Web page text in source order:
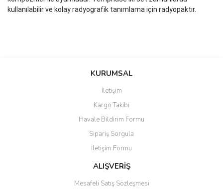
kullanılabilir ve kolay radyografik tanımlama için radyopaktır.
Bu ürüne ilk yorumu siz yapın!
Ürün resmi kalitesiz, bozuk veya görüntülenemiyor.
Ürün açıklamasında eksik bilgiler bulunuyor.
Ürün bilgilerinde hatalar bulunuyor.
Ürün fiyatı diğer sitelerden daha pahalı.
Bu ürüne benzer farklı alternatifler olmalı.
KURUMSAL
İletişim
Kargo Takibi
Havale Bildirim Formu
Sipariş Sorgula
İletişim Formu
ALIŞVERİŞ
Mesafeli Satış Sözleşmesi